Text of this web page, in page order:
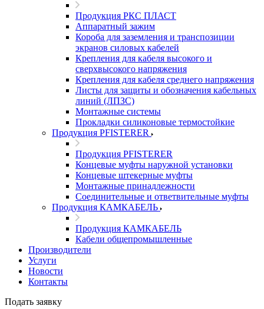
Продукция РКС ПЛАСТ
Аппаратный зажим
Короба для заземления и транспозиции
экранов силовых кабелей
Крепления для кабеля высокого и
сверхвысокого напряжения
Крепления для кабеля среднего напряжения
Листы для защиты и обозначения кабельных
линий (ЛПЗС)
Монтажные системы
Прокладки силиконовые термостойкие
Продукция PFISTERER
Продукция PFISTERER
Концевые муфты наружной установки
Концевые штекерные муфты
Монтажные принадлежности
Соединительные и ответвительные муфты
Продукция КАМКАБЕЛЬ
Продукция КАМКАБЕЛЬ
Кабели общепромышленные
Производители
Услуги
Новости
Контакты
Подать заявку